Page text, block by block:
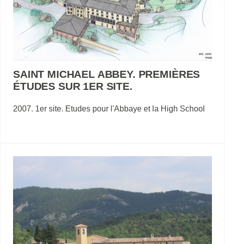
SAINT MICHAEL ABBEY. PREMIÈRES
ÉTUDES SUR 1ER SITE.
2007. 1er site. Etudes pour l'Abbaye et la High School